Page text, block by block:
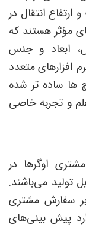
انتقال در
مؤثر هستند که
ابعاد و جنس
افزارهای متعدد
ها ساده تر شده
و تجربه خاصی
اوگرها در
ساعت قابل تولید می‌باشند.
سفارش مشتری
پیش بینی‌های